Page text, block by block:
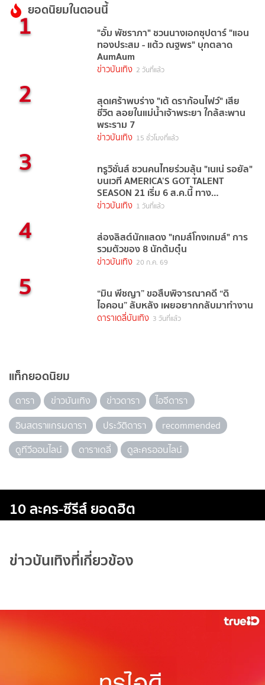
ยอดนิยมในตอนนี้
1 "อั้ม พัชราภา" ชวนนางเอกซุปตาร์ "แอน
ทองประสม - แต้ว ณฐพร" บุกตลาด
AumAum
ข่าวบันเทิง 2 วันที่แล้ว
2 สุดเศร้าพบร่าง "เต้ ดราก้อนไฟว์" เสีย
ชีวิต ลอยในแม่น้ำเจ้าพระยา ใกล้สะพาน
พระราม 7
ข่าวบันเทิง 15 ชั่วโมงที่แล้ว
3 ทรูวิชั่นส์ ชวนคนไทยร่วมลุ้น "เนเน่ รอยัล"
บนเวที AMERICA’S GOT TALENT
SEASON 21 เริ่ม 6 ส.ค.นี้ ทาง
TrueVisions NOW
ข่าวบันเทิง 1 วันที่แล้ว
4 ส่องลิสต์นักแสดง "เกมส์โกงเกมส์" การ
รวมตัวของ 8 นักต้มตุ๋น
ข่าวบันเทิง 20 ก.ค. 69
5 “มิน พีชญา” ขอสืบพิจารณาคดี “ดิ
ไอคอน” ลับหลัง เผยอยากกลับมาทำงาน
ดาราเดลี่บันเทิง 3 วันที่แล้ว
แท็กยอดนิยม
ดารา ข่าวบันเทิง ข่าวดารา
ไอจีดารา
อินสตราแกรมดารา
ประวัติดารา
recommended
ดูทีวีออนไลน์
ดาราเดลี่ ดูละครออนไลน์
10 ละคร-ซีรีส์ ยอดฮิต
ข่าวบันเทิงที่เกี่ยวข้อง